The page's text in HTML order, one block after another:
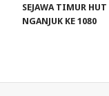
SEJAWA TIMUR HUT
NGANJUK KE 1080